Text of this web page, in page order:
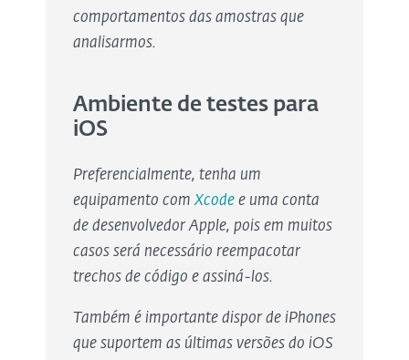
comportamentos das amostras que
analisarmos.
Ambiente de testes para
iOS
Preferencialmente, tenha um
equipamento comXcode e uma conta
de desenvolvedor Apple, pois em muitos
casos será necessário reempacotar
trechos de código e assiná-los.
Também é importante dispor de iPhones
que suportem as últimas versões do iOS